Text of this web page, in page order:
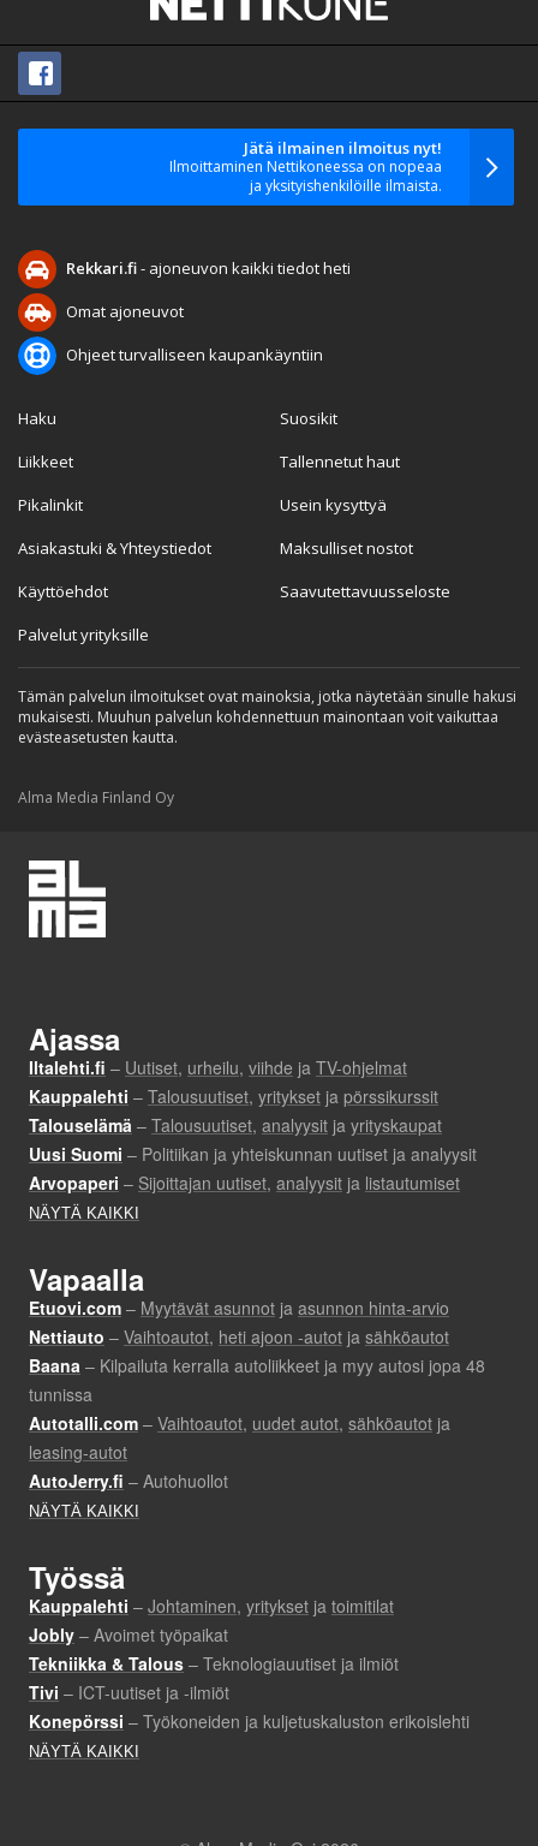
Jätä ilmainen ilmoitus nyt!
Ilmoittaminen Nettikoneessa on nopeaa
ja yksityishenkilöille ilmaista.
Rekkari.fi- ajoneuvon kaikki tiedot heti
Omat ajoneuvot
Ohjeet turvalliseen kaupankäyntiin
Haku
Liikkeet
Pikalinkit
Asiakastuki & Yhteystiedot
Käyttöehdot
Palvelut yrityksille
Suosikit
Tallennetut haut
Usein kysyttyä
Maksulliset nostot
Saavutettavuusseloste
Tämän palvelun ilmoitukset ovat mainoksia, jotka näytetään sinulle hakusi
mukaisesti. Muuhun palvelun kohdennettuun mainontaan voit vaikuttaa
evästeasetusten kautta.
Alma Media Finland Oy